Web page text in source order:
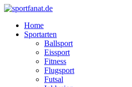
Zum
wechselnHome
Sportarten
Ballsport
Eissport
Fitness
Flugsport
Futsal